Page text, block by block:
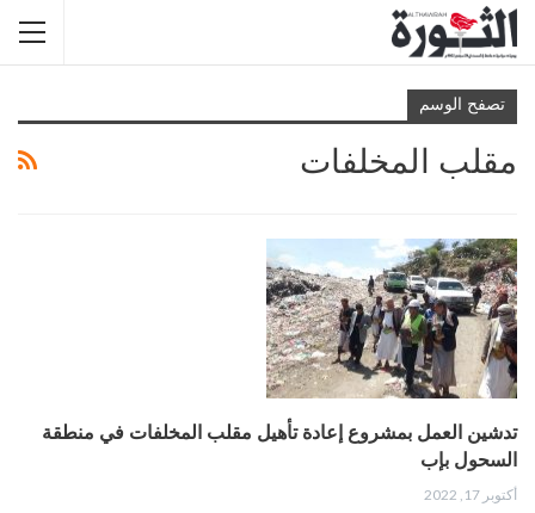
تصفح الوسم
مقلب المخلفات
تدشين العمل بمشروع إعادة تأهيل مقلب المخلفات في منطقة
السحول بإب
أكتوبر 17, 2022